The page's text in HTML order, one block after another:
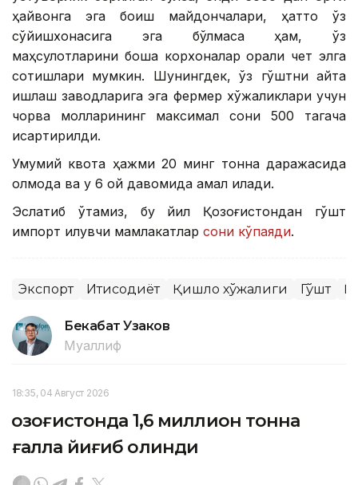
ҳайвонга эга боқиш майдончалари, ҳатто ўз
сўйишхонасига эга бўлмаса ҳам, ўз
маҳсулотларини бошқа корхоналар орқали чет элга
сотишлари мумкин. Шунингдек, ўз гўштни қайта
ишлаш заводларига эга фермер хўжаликлари учун
чорва молларининг максимал сони 500 тагача
қисқартирилди.
Умумий квота ҳажми 20 минг тонна даражасида
қолмоқда ва у 6 ой давомида амал қилади.
Эслатиб ўтамиз, бу йил Қозоғистондан гўшт
импорт қилувчи мамлакатлар сони кўпаяди.
Экспорт Иқтисодиёт Қишлоқ хўжалиги Гўшт
Бекабат Узаков
Муаллиф
18:35, 04 Август 2026
Қозоғистонда 1,6 миллион тонна
ғалла йиғиб олинди